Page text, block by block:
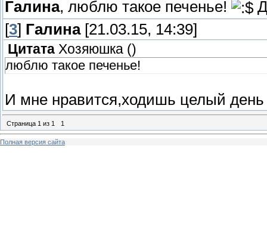
Галина, люблю такое печенье!
[3] Галина[21.03.15, 14:39]
Цитата Хозяюшка ()
люблю такое печенье!
И мне нравится,ходишь целый день
Страница 1 из 1 1
Полная версия сайта